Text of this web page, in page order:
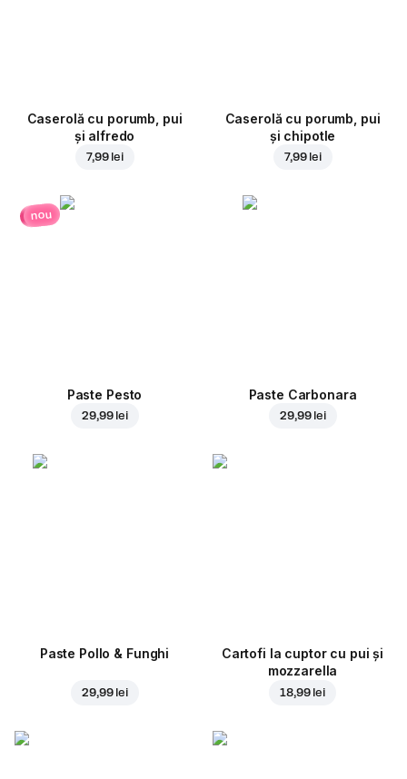
Caserolă cu porumb, pui
și alfredo
7,99 lei
Caserolă cu porumb, pui
și chipotle
7,99 lei
nou
Paste Pesto
29,99 lei
Paste Carbonara
29,99 lei
Paste Pollo & Funghi
29,99 lei
Cartofi la cuptor cu pui și
mozzarella
18,99 lei